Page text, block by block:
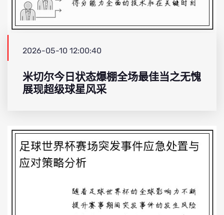
2026-05-10 12:00:40
米切尔今日状态爆棚全场最佳当之无愧
展现超级球星风采